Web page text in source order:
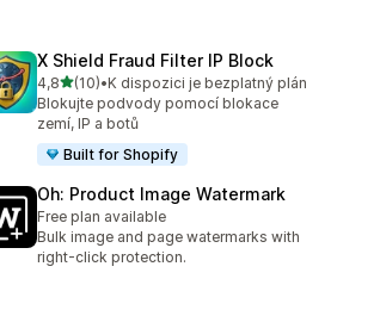
X Shield Fraud Filter IP Block
4,8z 5 hvězd
(10)
Celkový počet recenzí: 10
•K dispozici je bezplatný plán
Blokujte podvody pomocí blokace
zemí, IP a botů
Built for Shopify
Oh: Product Image Watermark
Free plan available
Bulk image and page watermarks with
right-click protection.